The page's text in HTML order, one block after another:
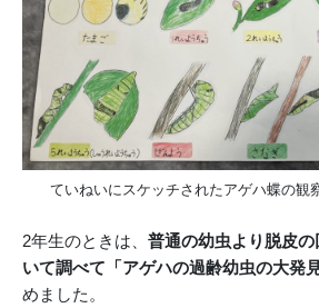
ていねいにスケッチされたアゲハ蝶の観
2年生のときは、 普通の幼虫より脱皮
いて調べて「アゲハの過齢幼虫の大発
めました。